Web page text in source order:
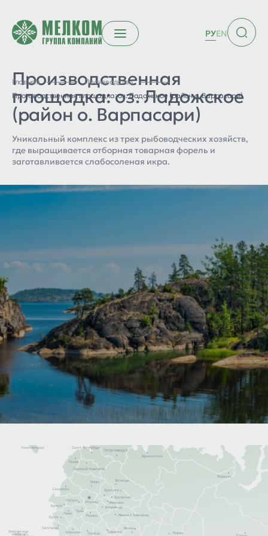
РУEN
Главная
Производство
Производственная площадка: оз. Ладожское (район о. Варпасари)
Производственная
площадка: оз. Ладожское
(район о. Варпасари)
Уникальный комплекс из трех рыбоводческих хозяйств,
где выращивается отборная товарная форель и
заготавливается слабосоленая икра.